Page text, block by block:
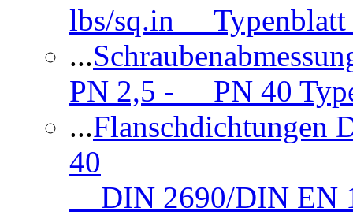
lbs/sq.in Typenblatt
...
PN 2,5 - PN 40
...
40
DIN 2690/DIN EN